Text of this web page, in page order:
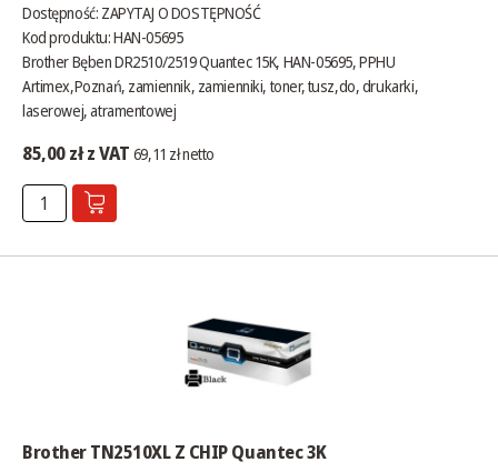
Dostępność: ZAPYTAJ O DOSTĘPNOŚĆ
Kod produktu: HAN-05695
Brother Bęben DR2510/2519 Quantec 15K, HAN-05695, PPHU
Artimex,Poznań, zamiennik, zamienniki, toner, tusz,do, drukarki,
laserowej, atramentowej
85,00 zł z VAT 69,11 zł netto
Brother TN2510XL Z CHIP Quantec 3K